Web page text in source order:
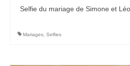
Selfie du mariage de Simone et
Mariages Selfies